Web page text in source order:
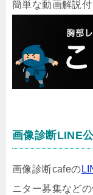
簡単な動画解説付
画像診断LINE
画像診断cafeの
ニター募集など